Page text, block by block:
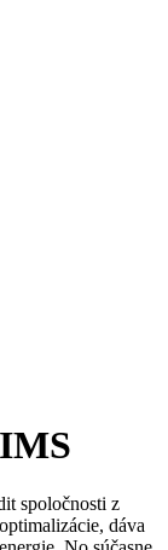
spoločnosti z
dáva